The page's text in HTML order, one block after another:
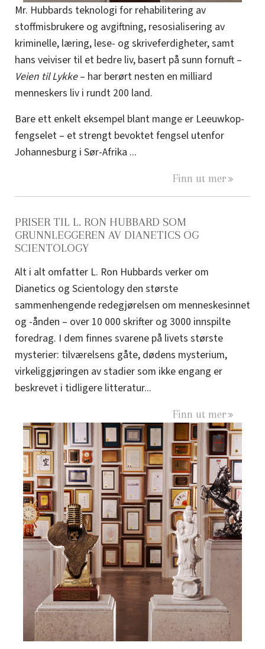
Mr. Hubbards teknologi for rehabilitering av
stoffmisbrukere og avgiftning, resosialisering av
kriminelle, læring, lese- og skriveferdigheter, samt
hans veiviser til et bedre liv, basert på sunn fornuft –
Veien til Lykke– har berørt nesten en milliard
menneskers liv i rundt 200 land.
Bare ett enkelt eksempel blant mange er Leeuwkop-
fengselet – et strengt bevoktet fengsel utenfor
Johannesburg i Sør-Afrika ...
Finn ut mer
PRISER TIL L. RON HUBBARD SOM
GRUNNLEGGEREN AV DIANETICS OG
SCIENTOLOGY
Alt i alt omfatter L. Ron Hubbards verker om
Dianetics og Scientology den største
sammenhengende redegjørelsen om menneskesinnet
og -ånden – over 10 000 skrifter og 3000 innspilte
foredrag. I dem finnes svarene på livets største
mysterier: tilværelsens gåte, dødens mysterium,
virkeliggjøringen av stadier som ikke engang er
beskrevet i tidligere litteratur...
Finn ut mer